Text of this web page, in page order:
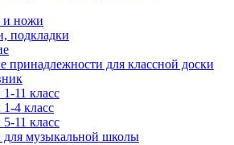
ножи
подкладки
принадлежности для классной доски
11 класс
4 класс
11 класс
музыкальной школы